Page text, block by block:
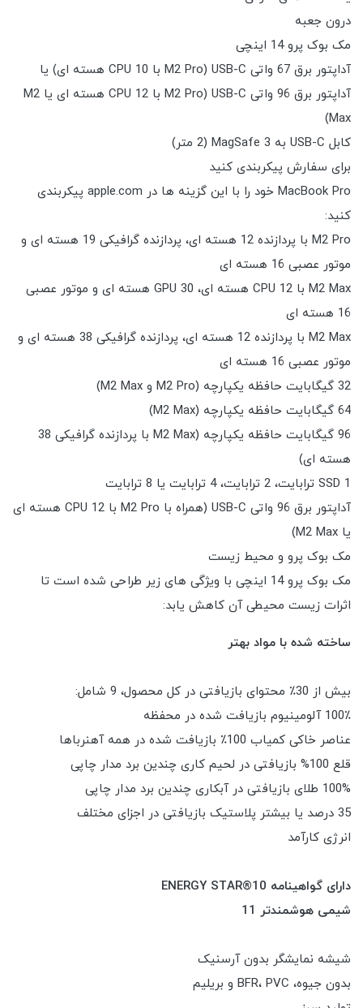
درون جعبه
مک بوک پرو 14 اینچی
آداپتور برق 67 واتی USB-C (M2 Pro با CPU 10 هسته ای) یا
آداپتور برق 96 واتی USB-C (M2 Pro با CPU 12 هسته ای یا M2
Max)
کابل USB-C به MagSafe 3 (2 متر)
برای سفارش پیکربندی کنید
MacBook Pro خود را با این گزینه ها در apple.com پیکربندی
کنید:
M2 Pro با پردازنده 12 هسته ای، پردازنده گرافیکی 19 هسته ای و
موتور عصبی 16 هسته ای
M2 Max با CPU 12 هسته ای، GPU 30 هسته ای و موتور عصبی
16 هسته ای
M2 Max با پردازنده 12 هسته ای، پردازنده گرافیکی 38 هسته ای و
موتور عصبی 16 هسته ای
32 گیگابایت حافظه یکپارچه (M2 Pro و M2 Max)
64 گیگابایت حافظه یکپارچه (M2 Max)
96 گیگابایت حافظه یکپارچه (M2 Max با پردازنده گرافیکی 38
هسته ای)
SSD 1 ترابایت، 2 ترابایت، 4 ترابایت یا 8 ترابایت
آداپتور برق 96 واتی USB-C (همراه با M2 Pro با CPU 12 هسته ای
یا M2 Max)
مک بوک پرو و محیط زیست
مک بوک پرو 14 اینچی با ویژگی های زیر طراحی شده است تا
اثرات زیست محیطی آن کاهش یابد:
ساخته شده با مواد بهتر
بیش از 30٪ محتوای بازیافتی در کل محصول، 9 شامل:
100٪ آلومینیوم بازیافت شده در محفظه
عناصر خاکی کمیاب 100٪ بازیافت شده در همه آهنرباها
قلع 100% بازیافتی در لحیم کاری چندین برد مدار چاپی
100% طلای بازیافتی در آبکاری چندین برد مدار چاپی
35 درصد یا بیشتر پلاستیک بازیافتی در اجزای مختلف
انرژی کارآمد
دارای گواهینامه ENERGY STAR®10
شیمی هوشمندتر 11
شیشه نمایشگر بدون آرسنیک
بدون جیوه، BFR، PVC و بریلیم